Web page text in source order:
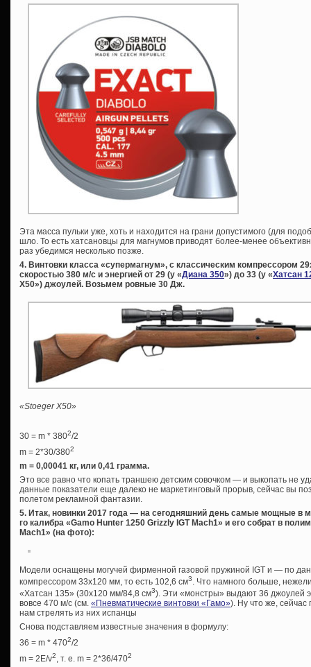
Эта масса пульки уже, хоть и находится на грани допустимого (для
шло. То есть хатсановцы для магнумов приводят более-менее
раз убедимся несколько позже.
4. Винтовки класса «супермагнум», с классическим компрессором
скоростью 380 м/с и энергией от 29 (у «Диана 350») до 33 (у «Хатсан
Х50») джоулей. Возьмем ровные 30 Дж.
«Stoeger X50»
30 = m * 3802/2
m = 2*30/3802
m = 0,00041 кг, или 0,41 грамма.
Это все равно что копать траншею детским совочком — и выкопать не
данные показатели еще далеко не маркетинговый прорыв, сейчас вы
полетом рекламной фантазии.
5. Итак, новинки 2017 года — на сегодняшний день самые мощные в
го калибра «Gamo Hunter 1250 Grizzly IGT Mach1» и его собрат в
Mach1» (на фото):
Модели оснащены могучей фирменной газовой пружиной IGT и — по
компрессором 33х120 мм, то есть 102,6 см3. Что намного больше,
«Хатсан 135» (30х120 мм/84,8 см3). Эти «монстры» выдают 36 джоулей
вовсе 470 м/с (см. «Пневматические винтовки «Гамо»). Ну что же, сейчас
нам стрелять из них испанцы
Снова подставляем известные значения в формулу:
36 = m * 4702/2
m = 2E/v2, т. е. m = 2*36/4702